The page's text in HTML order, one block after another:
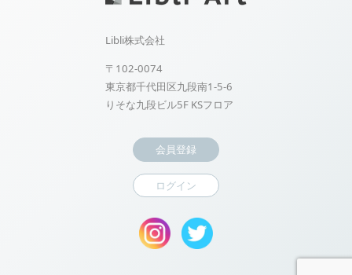
Libli株式会社
〒102-0074
東京都千代田区九段南1-5-6
りそな九段ビル5F KSフロア
会員登録
ログイン